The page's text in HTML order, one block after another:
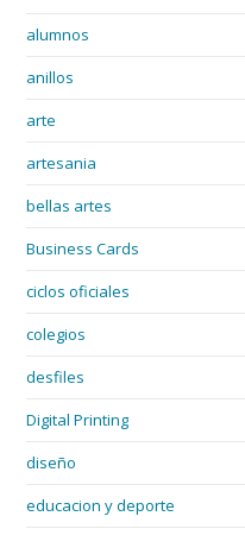
alumnos
anillos
arte
artesania
bellas artes
Business Cards
ciclos oficiales
colegios
desfiles
Digital Printing
diseño
educacion y deporte